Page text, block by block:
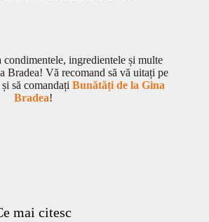
ingredientele și multe
Bradea! Vă recomand să vă uitați pe
să comandați Bunătăți de la Gina
Bradea!
mai citesc